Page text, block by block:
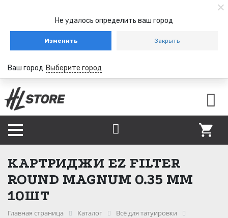
Не удалось определить ваш город
Изменить Закрыть
Ваш город Выберите город
КАРТРИДЖИ EZ FILTER
ROUND MAGNUM 0.35 ММ
10ШТ
Главная страница Каталог
Всё для татуировки